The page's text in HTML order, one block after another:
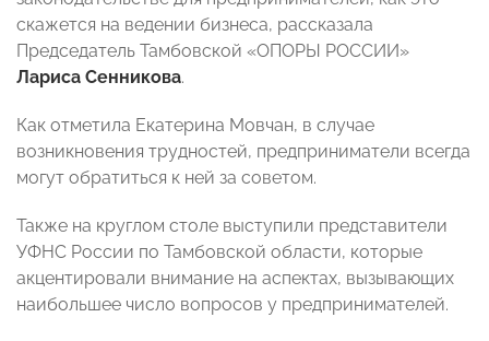
скажется на ведении бизнеса, рассказала
Председатель Тамбовской «ОПОРЫ РОССИИ»
Лариса Сенникова.
Как отметила Екатерина Мовчан, в случае
возникновения трудностей, предприниматели всегда
могут обратиться к ней за советом.
Также на круглом столе выступили представители
УФНС России по Тамбовской области, которые
акцентировали внимание на аспектах, вызывающих
наибольшее число вопросов у предпринимателей.